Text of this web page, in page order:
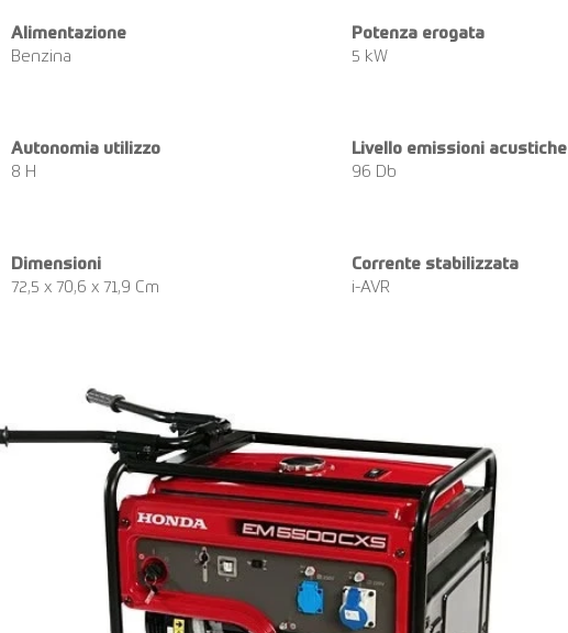
Alimentazione
Benzina
Autonomia utilizzo
8 H
Dimensioni
72,5 x 70,6 x 71,9 Cm
Potenza erogata
5 kW
Livello emissioni acustiche
96 Db
Corrente stabilizzata
i-AVR